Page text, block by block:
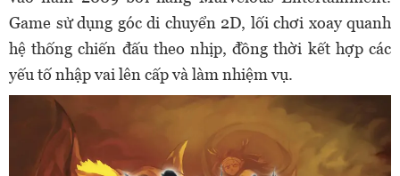
Game sử dụng góc di chuyển 2D, lối chơi xoay quanh
hệ thống chiến đấu theo nhịp, đồng thời kết hợp các
yếu tố nhập vai lên cấp và làm nhiệm vụ.